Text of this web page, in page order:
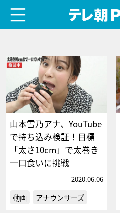
山本雪乃アナ、YouTube
で持ち込み検証！目標
「太さ10cm」で太巻き
一口食いに挑戦
2020.06.06
動画 アナウンサーズ